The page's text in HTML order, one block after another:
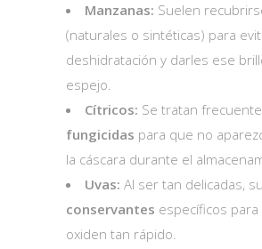
Manzanas: Suelen
(naturales o sintéticas) para
deshidratación y darles ese
espejo.
Cítricos: Se tratan
fungicidas para que no
la cáscara durante el
Uvas: Al ser tan delicadas,
conservantes específicos
oxiden tan rápido.